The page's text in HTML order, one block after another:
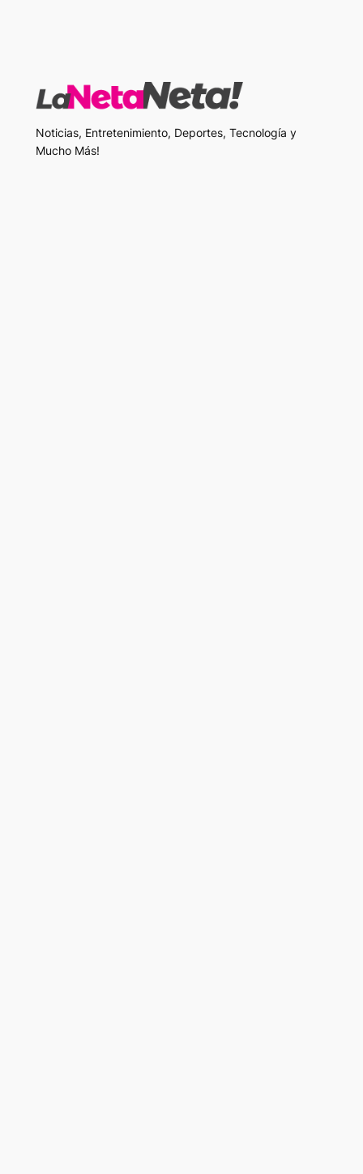
Noticias, Entretenimiento, Deportes, Tecnología y
Mucho Más!